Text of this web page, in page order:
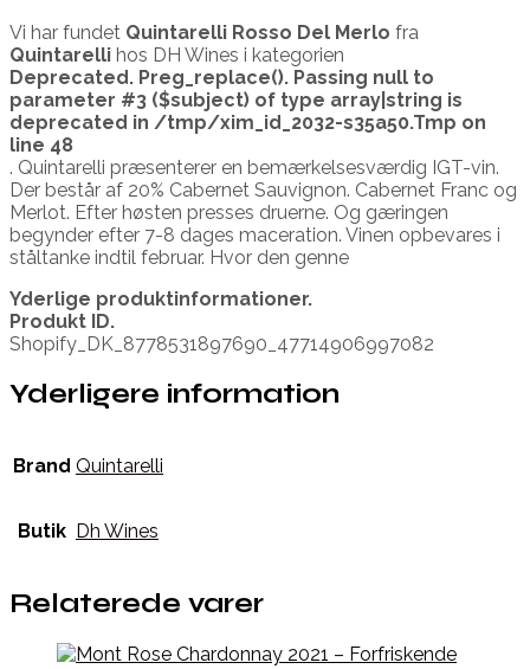
Vi har fundet Quintarelli Rosso Del Merlo fra
Quintarelli hos DH Wines i kategorien
Deprecated. Preg_replace(). Passing null to
parameter #3 ($subject) of type array|string is
deprecated in /tmp/xim_id_2032-s35a50.Tmp on
line 48
. Quintarelli præsenterer en bemærkelsesværdig IGT-vin.
Der består af 20% Cabernet Sauvignon. Cabernet Franc og
Merlot. Efter høsten presses druerne. Og gæringen
begynder efter 7-8 dages maceration. Vinen opbevares i
ståltanke indtil februar. Hvor den genne
Yderlige produktinformationer.
Produkt ID.
Shopify_DK_8778531897690_47714906997082
Yderligere information
Brand Quintarelli
Butik Dh Wines
Relaterede varer